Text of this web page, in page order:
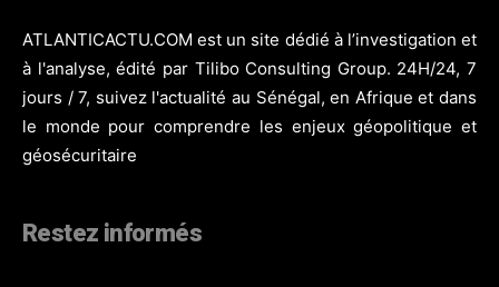
ATLANTICACTU.COM est un site dédié à l’investigation et
à l'analyse, édité par Tilibo Consulting Group. 24H/24, 7
jours / 7, suivez l'actualité au Sénégal, en Afrique et dans
le monde pour comprendre les enjeux géopolitique et
géosécuritaire
Restez informés